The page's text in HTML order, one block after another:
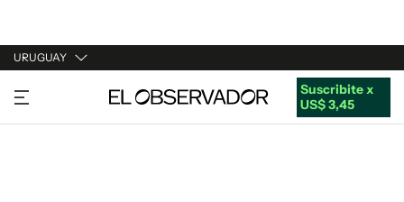
URUGUAY
URUGUAY
ARGENTINA
Suscribite x
US$ 3,45